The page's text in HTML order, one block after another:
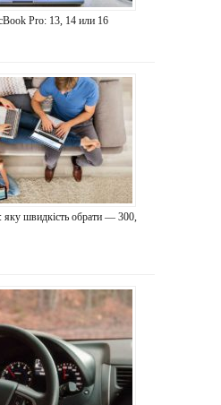
Pro: 13, 14 или 16
яку швидкість обрати — 300,